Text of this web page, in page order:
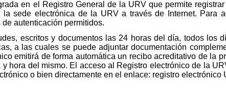
en el Registro General de la URV que permite
sede electrónica de la URV a través de Internet. Para
autenticación permitidos.
escritos y documentos las 24 horas del día, todos los
a las cuales se puede adjuntar documentación
emitirá de forma automática un recibo acreditativo de la
hora del mismo. El acceso al Registro electrónico de la
o bien directamente en el enlace: registro electrónico